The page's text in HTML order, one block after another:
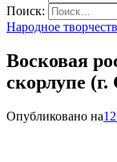
Поиск:
Народное
Восковая
скорлупе
Опубликовано на